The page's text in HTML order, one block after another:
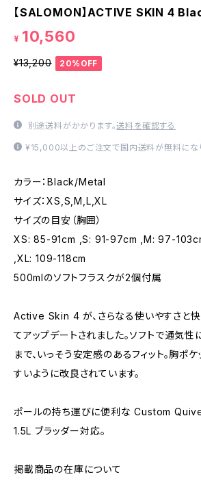
【SALOMON】ACTIVE SKIN 4
¥ 10,560
¥13,200 20%OFF
SOLD OUT
別途送料がかかります。送料を確認する
¥15,000以上のご注文で国内送料が無料にな
カラー：Black/Metal
サイズ：XS,S,M,L,XL
サイズの目安（胸囲）
XS: 85-91cm ,S: 91-97cm ,M: 97-
,XL: 109-118cm
500mlのソフトフラスクが2個付属
Active Skin 4 が、さらなる使いやすさと
てアップデートされました。ソフトで通気
まで、いっそう安定感のあるフィット。胸ポ
すいように改良されています。
ポールの持ち運びに便利な Custom
1.5L ブラッダー対応。
掲載商品の在庫について